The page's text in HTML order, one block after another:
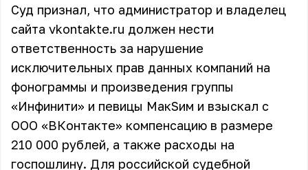
Суд признал, что администратор и владелец
сайта vkontakte.ru должен нести
ответственность за нарушение
исключительных прав данных компаний на
фонограммы и произведения группы
«Инфинити» и певицы МакSим и взыскал с
ООО «ВКонтакте» компенсацию в размере
210 000 рублей, а также расходы на
госпошлину. Для российской судебной